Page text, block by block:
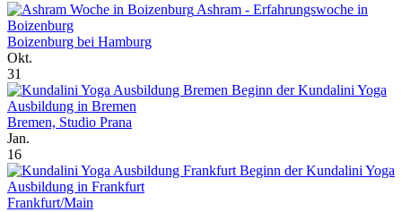
Ashram - Erfahrungswoche in
Boizenburg
Boizenburg bei Hamburg
Okt.
31
Beginn der Kundalini Yoga
Ausbildung in Bremen
Bremen, Studio Prana
Jan.
16
Beginn der Kundalini Yoga
Ausbildung in Frankfurt
Frankfurt/Main